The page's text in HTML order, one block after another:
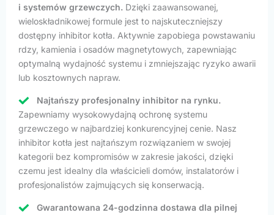
i systemów grzewczych. Dzięki zaawansowanej,
wieloskładnikowej formule jest to najskuteczniejszy
dostępny inhibitor kotła. Aktywnie zapobiega powstawaniu
rdzy, kamienia i osadów magnetytowych, zapewniając
optymalną wydajność systemu i zmniejszając ryzyko awarii
lub kosztownych napraw.
Najtańszy profesjonalny inhibitor na rynku.
Zapewniamy wysokowydajną ochronę systemu
grzewczego w najbardziej konkurencyjnej cenie. Nasz
inhibitor kotła jest najtańszym rozwiązaniem w swojej
kategorii bez kompromisów w zakresie jakości, dzięki
czemu jest idealny dla właścicieli domów, instalatorów i
profesjonalistów zajmujących się konserwacją.
Gwarantowana 24-godzinna dostawa dla pilnej